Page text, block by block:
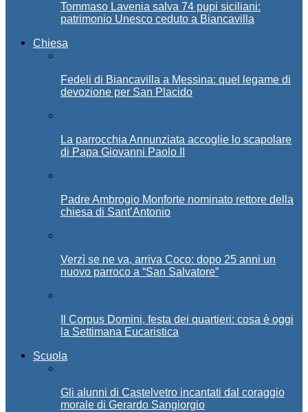
Tommaso Lavenia salva 74 pupi siciliani:
patrimonio Unesco ceduto a Biancavilla
Chiesa
Fedeli di Biancavilla a Messina: quel legame di
devozione per San Placido
La parrocchia Annunziata accoglie lo scapolare
di Papa Giovanni Paolo II
Padre Ambrogio Monforte nominato rettore della
chiesa di Sant’Antonio
Verzì se ne va, arriva Coco: dopo 25 anni un
nuovo parroco a “San Salvatore”
Il Corpus Domini, festa dei quartieri: cosa è oggi
la Settimana Eucaristica
Scuola
Gli alunni di Castelvetro incantati dal coraggio
morale di Gerardo Sangiorgio